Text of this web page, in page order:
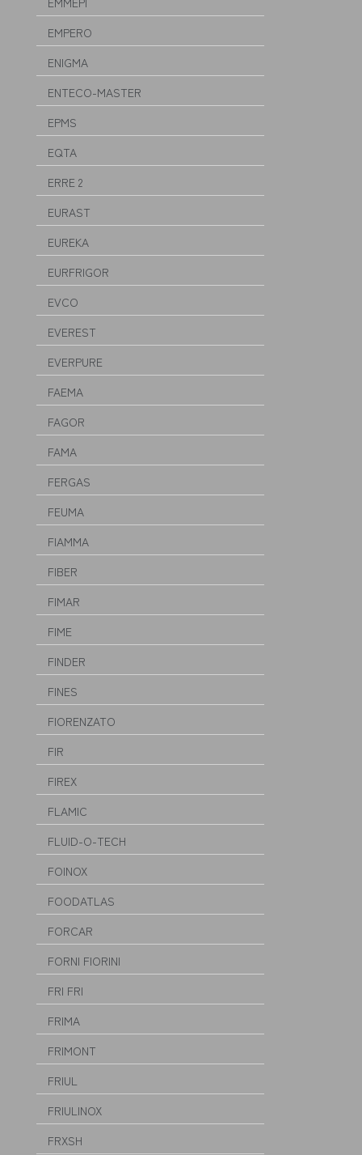
EMPERO
ENIGMA
ENTECO-MASTER
EPMS
EQTA
ERRE 2
EURAST
EUREKA
EURFRIGOR
EVCO
EVEREST
EVERPURE
FAEMA
FAGOR
FAMA
FERGAS
FEUMA
FIAMMA
FIBER
FIMAR
FIME
FINDER
FINES
FIORENZATO
FIR
FIREX
FLAMIC
FLUID-O-TECH
FOINOX
FOODATLAS
FORCAR
FORNI FIORINI
FRI FRI
FRIMA
FRIMONT
FRIUL
FRIULINOX
FRXSH